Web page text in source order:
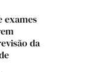
exames
da